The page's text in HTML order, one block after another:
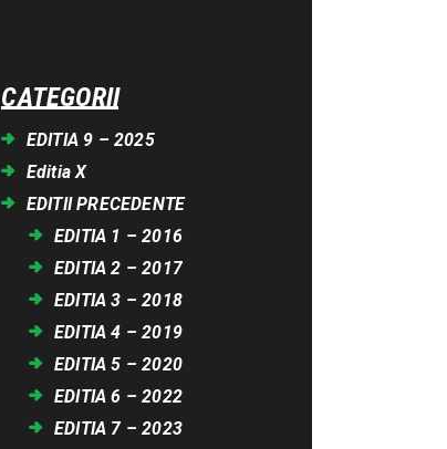
CATEGORII
EDITIA 9 – 2025
Editia X
EDITII PRECEDENTE
EDITIA 1 – 2016
EDITIA 2 – 2017
EDITIA 3 – 2018
EDITIA 4 – 2019
EDITIA 5 – 2020
EDITIA 6 – 2022
EDITIA 7 – 2023